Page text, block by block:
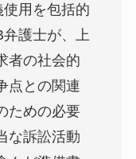
用を包括的
護士が、上
者の社会的
点との関連
ための必要
な訴訟活動